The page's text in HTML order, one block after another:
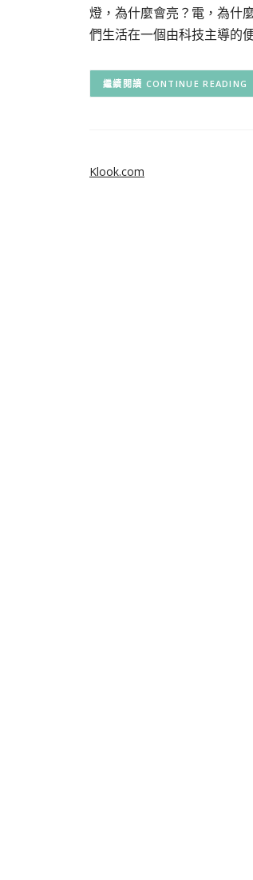
燈，為什麼會亮？電，為什
們生活在一個由科技主導的
CONTINUE READING
Klook.com